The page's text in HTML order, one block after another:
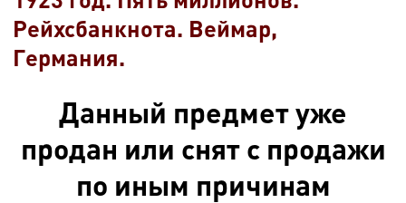
Рейхсбанкнота. Веймар,
Германия.
Данный предмет уже
продан или снят с продажи
по иным причинам